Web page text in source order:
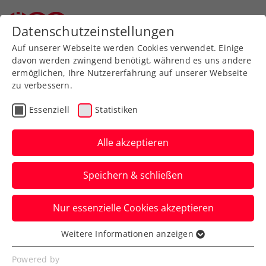
Aktuelle News
News filtern
Datenschutzeinstellungen
Auf unserer Webseite werden Cookies verwendet. Einige
davon werden zwingend benötigt, während es uns andere
ermöglichen, Ihre Nutzererfahrung auf unserer Webseite
zu verbessern.
Essenziell Statistiken
Alle akzeptieren
Speichern & schließen
Nur essenzielle Cookies akzeptieren
Essenziell
Essenzielle Cookies werden für grundlegende
Weitere Informationen anzeigen
Powered by